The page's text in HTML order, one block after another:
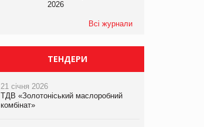
2026
Всі журнали
ТЕНДЕРИ
21 січня 2026
ТДВ «Золотоніський маслоробний
комбінат»